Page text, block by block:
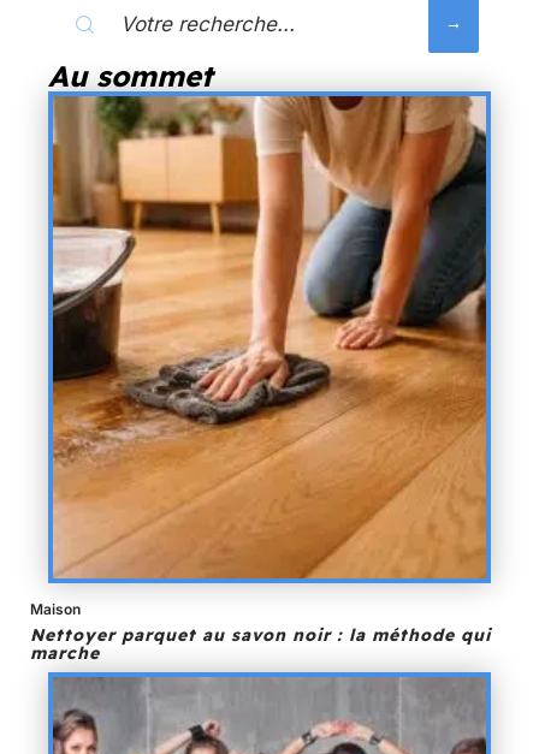
Au sommet
Maison
Nettoyer parquet au savon noir : la méthode qui
marche